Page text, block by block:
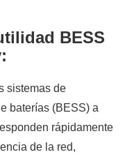
BESS
sistemas de
baterías (BESS) a
rápidamente
de la red,